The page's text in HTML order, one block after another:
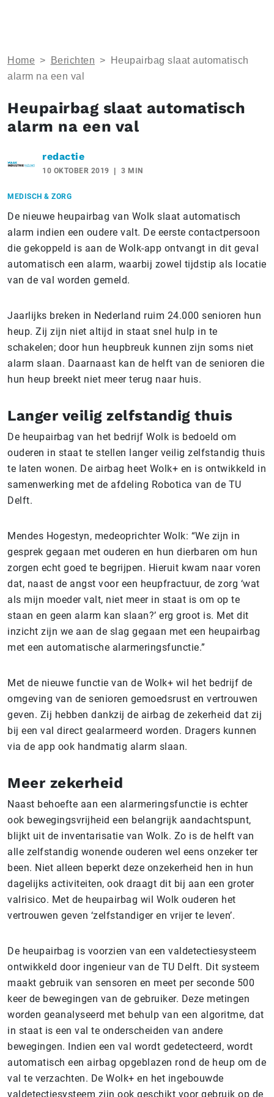
Home > Berichten >
Heupairbag slaat automatisch
alarm na een val
Heupairbag slaat automatisch
alarm na een val
redactie
10 OKTOBER 2019 3 MIN
MEDISCH & ZORG
De nieuwe heupairbag van Wolk slaat automatisch
alarm indien een oudere valt. De eerste contactpersoon
die gekoppeld is aan de Wolk-app ontvangt in dit geval
automatisch een alarm, waarbij zowel tijdstip als locatie
van de val worden gemeld.
Jaarlijks breken in Nederland ruim 24.000 senioren hun
heup. Zij zijn niet altijd in staat snel hulp in te
schakelen; door hun heupbreuk kunnen zijn soms niet
alarm slaan. Daarnaast kan de helft van de senioren die
hun heup breekt niet meer terug naar huis.
Langer veilig zelfstandig thuis
De heupairbag van het bedrijf Wolk is bedoeld om
ouderen in staat te stellen langer veilig zelfstandig thuis
te laten wonen. De airbag heet Wolk+ en is ontwikkeld in
samenwerking met de afdeling Robotica van de TU
Delft.
Mendes Hogestyn, medeoprichter Wolk: “We zijn in
gesprek gegaan met ouderen en hun dierbaren om hun
zorgen echt goed te begrijpen. Hieruit kwam naar voren
dat, naast de angst voor een heupfractuur, de zorg ‘wat
als mijn moeder valt, niet meer in staat is om op te
staan en geen alarm kan slaan?’ erg groot is. Met dit
inzicht zijn we aan de slag gegaan met een heupairbag
met een automatische alarmeringsfunctie.”
Met de nieuwe functie van de Wolk+ wil het bedrijf de
omgeving van de senioren gemoedsrust en vertrouwen
geven. Zij hebben dankzij de airbag de zekerheid dat zij
bij een val direct gealarmeerd worden. Dragers kunnen
via de app ook handmatig alarm slaan.
Meer zekerheid
Naast behoefte aan een alarmeringsfunctie is echter
ook bewegingsvrijheid een belangrijk aandachtspunt,
blijkt uit de inventarisatie van Wolk. Zo is de helft van
alle zelfstandig wonende ouderen wel eens onzeker ter
been. Niet alleen beperkt deze onzekerheid hen in hun
dagelijks activiteiten, ook draagt dit bij aan een groter
valrisico. Met de heupairbag wil Wolk ouderen het
vertrouwen geven ‘zelfstandiger en vrijer te leven’.
De heupairbag is voorzien van een valdetectiesysteem
ontwikkeld door ingenieur van de TU Delft. Dit systeem
maakt gebruik van sensoren en meet per seconde 500
keer de bewegingen van de gebruiker. Deze metingen
worden geanalyseerd met behulp van een algoritme, dat
in staat is een val te onderscheiden van andere
bewegingen. Indien een val wordt gedetecteerd, wordt
automatisch een airbag opgeblazen rond de heup om de
val te verzachten. De Wolk+ en het ingebouwde
valdetectiesysteem zijn ook geschikt voor gebruik op de